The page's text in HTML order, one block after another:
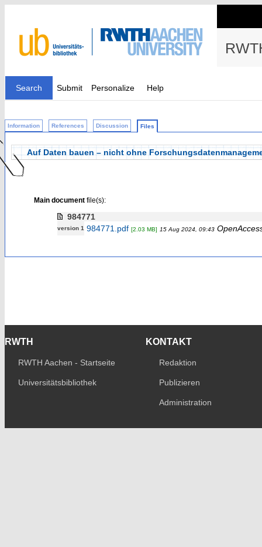
Search Submit Personalize Help
Information References Discussion Files
Auf Daten bauen – nicht ohne
Main documentfile(s):
984771
version 1 984771.pdf [2.03 MB] 15 Aug 2024, 09:43
RWTH
RWTH Aachen - Startseite
Universitätsbibliothek
KONTAKT
Redaktion
Publizieren
Administration